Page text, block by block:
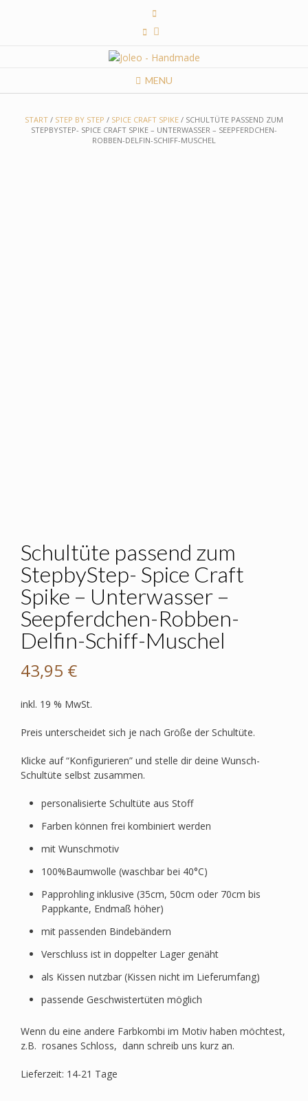
MENU
START / STEP BY STEP / SPICE CRAFT SPIKE / SCHULTÜTE PASSEND ZUM
STEPBYSTEP- SPICE CRAFT SPIKE – UNTERWASSER – SEEPFERDCHEN-
ROBBEN-DELFIN-SCHIFF-MUSCHEL
Schultüte passend zum
StepbyStep- Spice Craft
Spike – Unterwasser –
Seepferdchen-Robben-
Delfin-Schiff-Muschel
43,95 €
inkl. 19 % MwSt.
Preis unterscheidet sich je nach Größe der Schultüte.
Klicke auf “Konfigurieren” und stelle dir deine Wunsch-
Schultüte selbst zusammen.
personalisierte Schultüte aus Stoff
Farben können frei kombiniert werden
mit Wunschmotiv
100%Baumwolle (waschbar bei 40°C)
Papprohling inklusive (35cm, 50cm oder 70cm bis
Pappkante, Endmaß höher)
mit passenden Bindebändern
Verschluss ist in doppelter Lager genäht
als Kissen nutzbar (Kissen nicht im Lieferumfang)
passende Geschwistertüten möglich
Wenn du eine andere Farbkombi im Motiv haben möchtest,
z.B. rosanes Schloss, dann schreib uns kurz an.
Lieferzeit: 14-21 Tage